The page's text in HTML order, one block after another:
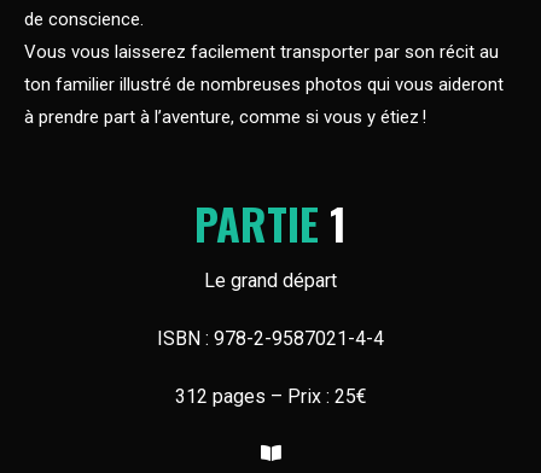
de conscience.
Vous vous laisserez facilement transporter par son récit au
ton familier illustré de nombreuses photos qui vous aideront
à prendre part à l’aventure, comme si vous y étiez !
PARTIE 1
Le grand départ
ISBN : 978-2-9587021-4-4
312 pages – Prix : 25€